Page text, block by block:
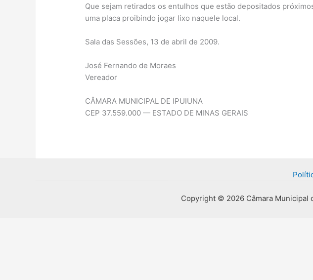
Que sejam retirados os entulhos que estão depositados
uma placa proibindo jogar lixo naquele local.
Sala das Sessões, 13 de abril de 2009.
José Fernando de Moraes
Vereador
CÂMARA MUNICIPAL DE IPUIUNA
CEP 37.559.000 — ESTADO DE MINAS GERAIS
Copyright © 2026 Câmara Municipal